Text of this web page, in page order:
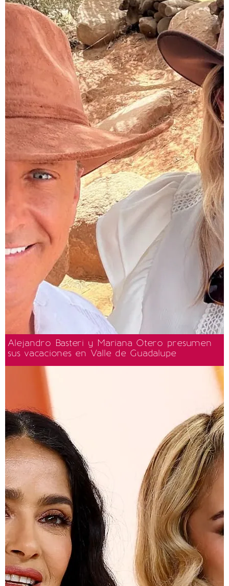
Alejandro Basteri y Mariana Otero presumen
sus vacaciones en Valle de Guadalupe